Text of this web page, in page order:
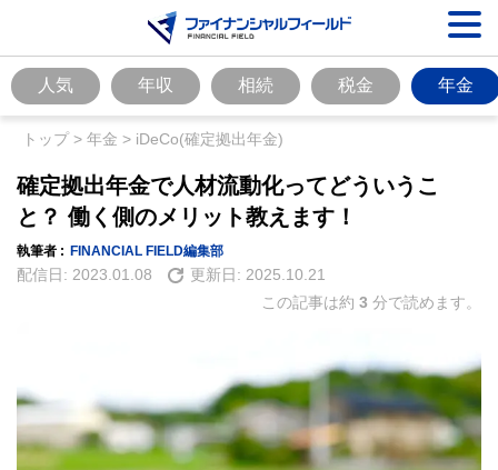
人気 年収 相続 税金 年金
トップ> 年金 > iDeCo(確定拠出年金)
確定拠出年金で人材流動化ってどういうこ
と？ 働く側のメリット教えます！
執筆者 : FINANCIAL FIELD編集部
配信日: 2023.01.08 更新日: 2025.10.21
この記事は約 3 分で読めます。